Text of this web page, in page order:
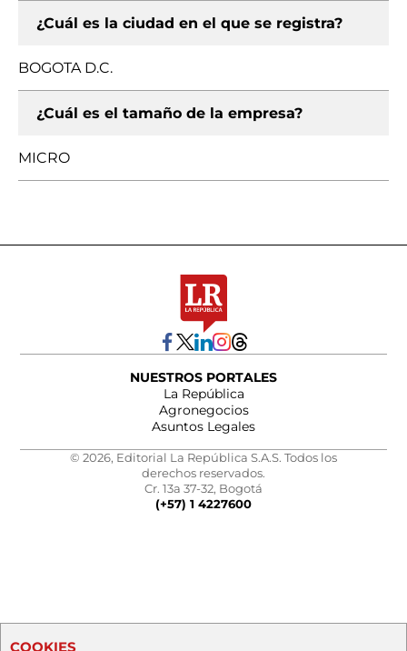
¿Cuál es la ciudad en el que se registra?
BOGOTA D.C.
¿Cuál es el tamaño de la empresa?
MICRO
NUESTROS PORTALES
La República
Agronegocios
Asuntos Legales
© 2026, Editorial La República S.A.S. Todos los
derechos reservados.
Cr. 13a 37-32, Bogotá
(+57) 1 4227600
COOKIES